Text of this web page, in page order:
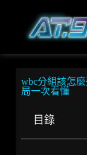
wbc分組該怎
局一次看懂
目錄